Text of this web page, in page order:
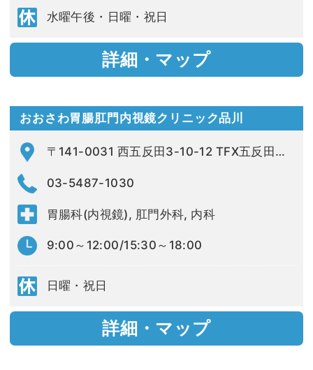
水曜午後・日曜・祝日
詳細・マップ
おおさわ胃腸肛門内視鏡クリニック品川
〒141-0031 西五反田3-10-12 TFX五反田ビル3F
03-5487-1030
胃腸科(内視鏡), 肛門外科, 内科
9:00～12:00/15:30～18:00
日曜・祝日
詳細・マップ